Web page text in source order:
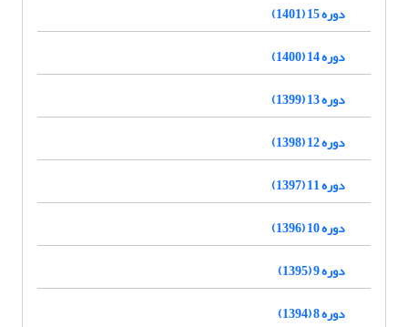
دوره 15 (1401)
دوره 14 (1400)
دوره 13 (1399)
دوره 12 (1398)
دوره 11 (1397)
دوره 10 (1396)
دوره 9 (1395)
دوره 8 (1394)